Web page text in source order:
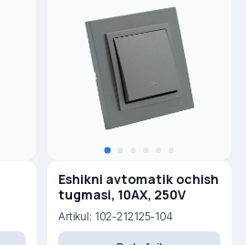
Eshikni avtomatik ochish
tugmasi, 10AX, 250V
Artikul: 102-212125-104